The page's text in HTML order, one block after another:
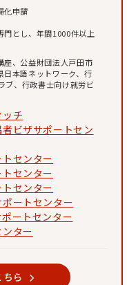
化申請
門とし、年間1000件以上
座、公益財団法人戸田市
日本語ネットワーク、行
ブ、行政書士向け就労ビ
チ
ビザサポートセン
センター
センター
センター
ートセンター
ートセンター
ター
ら